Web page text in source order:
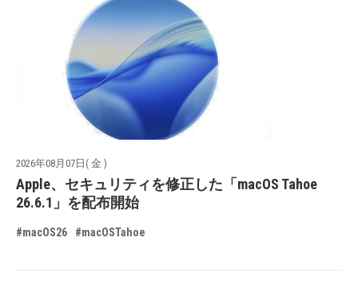
2026年08月07日( 金 )
Apple、セキュリティを修正した「macOS Tahoe
26.6.1」を配布開始
#macOS26 #macOSTahoe